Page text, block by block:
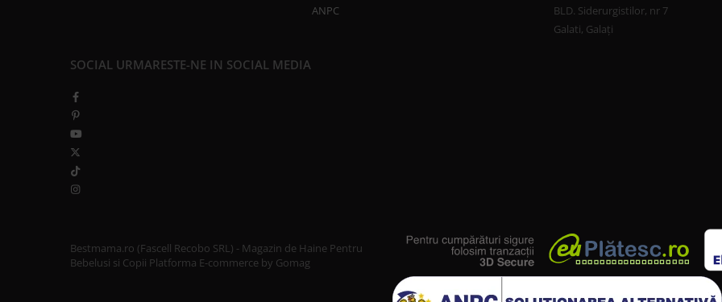
ANPC
BLD. Siderurgistilor, nr 7
Galati, Galați
SOCIAL URMARESTE-NE IN SOCIAL MEDIA
Bestmama.ro (Fascell Recobo SRL) - Magazin de Haine Pentru
Bebelusi si Copii Platforma E-commerce by Gomag